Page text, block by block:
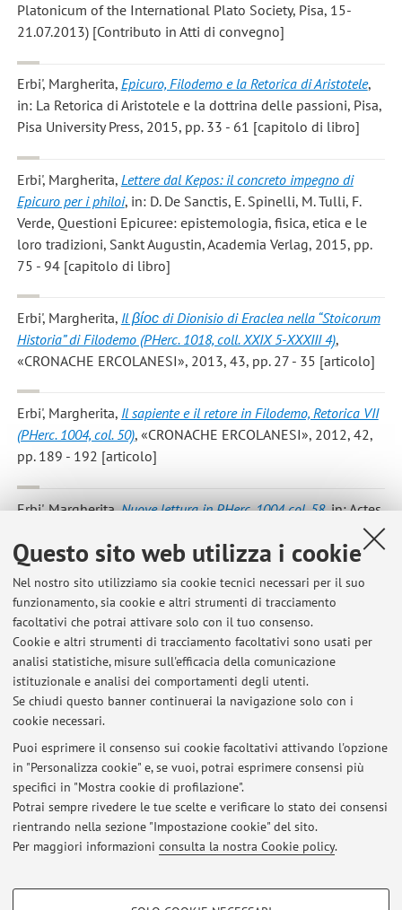
Questo sito web utilizza i cookie
Nel nostro sito utilizziamo sia cookie tecnici necessari per il suo
funzionamento, sia cookie e altri strumenti di tracciamento
facoltativi che potrai attivare solo con il tuo consenso.
Cookie e altri strumenti di tracciamento facoltativi sono usati per
analisi statistiche, misure sull'efficacia della comunicazione
istituzionale e analisi dei comportamenti degli utenti.
Se chiudi questo banner continuerai la navigazione solo con i
cookie necessari.
Puoi esprimere il consenso sui cookie facoltativi attivando l'opzione
in "Personalizza cookie" e, se vuoi, potrai esprimere consensi più
specifici in "Mostra cookie di profilazione".
Potrai sempre rivedere le tue scelte e verificare lo stato dei consensi
rientrando nella sezione "Impostazione cookie" del sito.
Per maggiori informazioni consulta la nostra Cookie policy.
COOKIE DI PROFILAZIONE - FACOLTATIVI
Platonicum of the International Plato Society, Pisa, 15-
21.07.2013) [Contributo in Atti di convegno]
Erbi', Margherita, Epicuro, Filodemo e la Retorica di Aristotele,
in: La Retorica di Aristotele e la dottrina delle passioni, Pisa,
Pisa University Press, 2015, pp. 33 - 61 [capitolo di libro]
Erbi', Margherita, Lettere dal Kepos: il concreto impegno di
Epicuro per i philoi, in: D. De Sanctis, E. Spinelli, M. Tulli, F.
Verde, Questioni Epicuree: epistemologia, fisica, etica e le
loro tradizioni, Sankt Augustin, Academia Verlag, 2015, pp.
75 - 94 [capitolo di libro]
Erbi', Margherita, Il βίοϲ di Dionisio di Eraclea nella “Stoicorum
Historia” di Filodemo (PHerc. 1018, coll. XXIX 5-XXXIII 4),
«CRONACHE ERCOLANESI», 2013, 43, pp. 27 - 35 [articolo]
Erbi', Margherita, Il sapiente e il retore in Filodemo, Retorica VII
(PHerc. 1004, col. 50), «CRONACHE ERCOLANESI», 2012, 42,
pp. 189 - 192 [articolo]
Erbi', Margherita,Nuove lettura in PHerc. 1004 col. 58, in: Actes
du 26e Congrès International de Papirologie, Genève, Droz,
2012, pp. 205 - 211 (atti di: XXVI International Congress of
convegno]
1 2
Ultimi avvisi
Storia dello spettacolo nel mondo antico
Pubblicato il: 01 luglio 2025